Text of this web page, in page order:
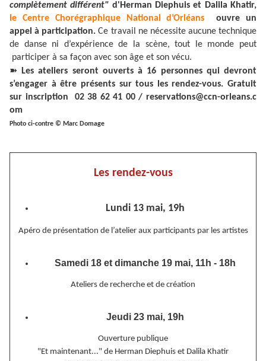
complètement différent" d'Herman Diephuis et Dalila Khatir,
e Centre Chorégraphique National d’Orléans
ouvre un
appel à participation. Ce travail ne nécessite aucune technique
de danse ni d’expérience de la scène, tout le monde peut
participer à sa façon avec son âge et son vécu.
➽Les ateliers seront ouverts à 16 personnes qui devront
s’engager à être présents sur tous les rendez-vous. Gratuit
sur inscription 02 38 62 41 00 / reservations@ccn-orleans.c
om
Photo ci-contre © Marc Domage
Les rendez-vous
Lundi 13 mai, 19h
Apéro de présentation de l’atelier aux participants par les artistes
Samedi 18 et dimanche 19 mai, 11h - 18h
Ateliers de recherche et de création
Jeudi 23 mai, 19h
Ouverture publique
"Et maintenant..." de Herman Diephuis et Dalila Khatir